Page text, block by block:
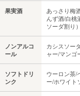
果実酒
あっさり梅
んず酒/白桃
ソーダ割り
ノンアルコ
ール
カシスソー
ャー/マンゴ
ソフトドリ
ンク
ウーロン茶/
ー/ホワイト